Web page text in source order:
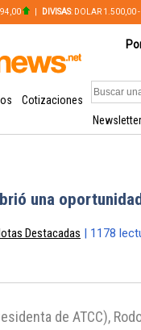
94,00 DIVISAS: DOLAR 1.500,00
Cotizaciones
Newsletter
una
Destacadas | 1178
de ATCC),